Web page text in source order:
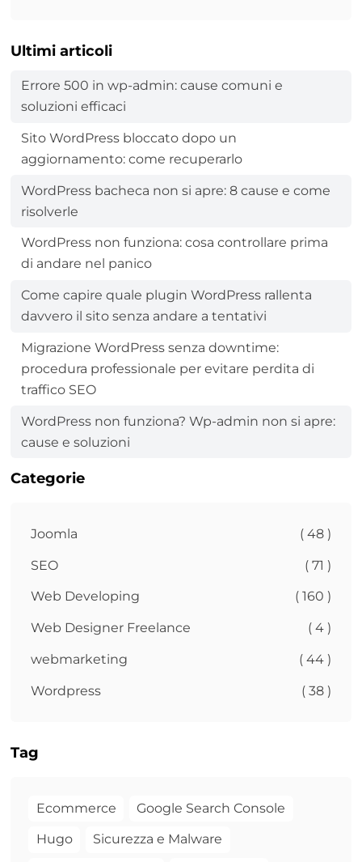
Ultimi articoli
Errore 500 in wp-admin: cause comuni e
soluzioni efficaci
Sito WordPress bloccato dopo un
aggiornamento: come recuperarlo
WordPress bacheca non si apre: 8 cause e come
risolverle
WordPress non funziona: cosa controllare prima
di andare nel panico
Come capire quale plugin WordPress rallenta
davvero il sito senza andare a tentativi
Migrazione WordPress senza downtime:
procedura professionale per evitare perdita di
traffico SEO
WordPress non funziona? Wp-admin non si apre:
cause e soluzioni
Categorie
Joomla ( 48 )
SEO ( 71 )
Web Developing ( 160 )
Web Designer Freelance ( 4 )
webmarketing ( 44 )
Wordpress ( 38 )
Tag
Ecommerce Google Search Console
Hugo Sicurezza e Malware